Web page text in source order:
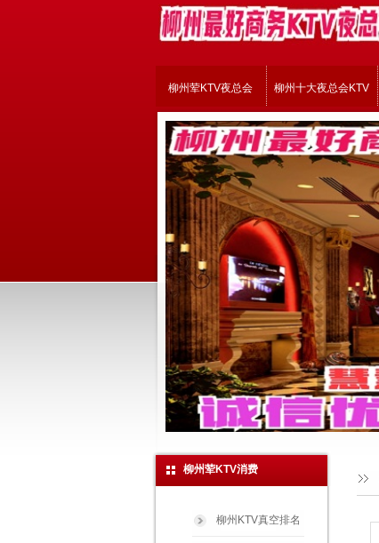
柳州荤KTV夜总会 柳州十大夜总会KTV
柳州荤KTV消费
柳州KTV真空排名